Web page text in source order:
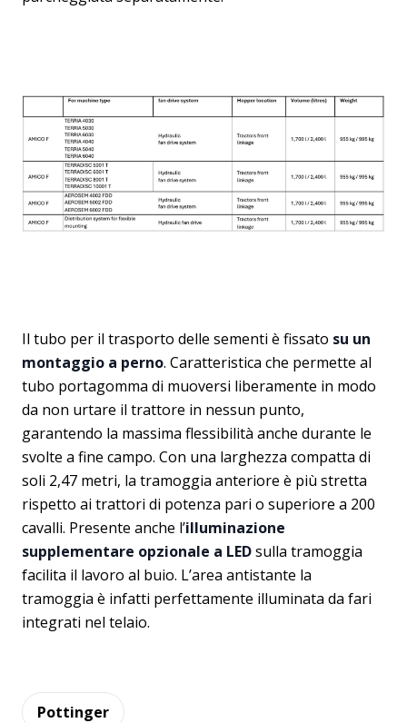
Il tubo per il trasporto delle sementi è fissato su un
montaggio a perno. Caratteristica che permette al
tubo portagomma di muoversi liberamente in modo
da non urtare il trattore in nessun punto,
garantendo la massima flessibilità anche durante le
svolte a fine campo. Con una larghezza compatta di
soli 2,47 metri, la tramoggia anteriore è più stretta
rispetto ai trattori di potenza pari o superiore a 200
cavalli. Presente anche l’illuminazione
supplementare opzionale a LEDsulla tramoggia
facilita il lavoro al buio. L’area antistante la
tramoggia è infatti perfettamente illuminata da fari
integrati nel telaio.
Pottinger